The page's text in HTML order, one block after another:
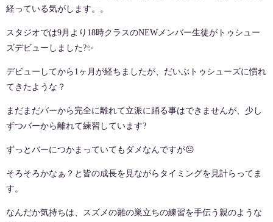
経っている気がします。。
スタジオでは9 月より 18時クラスのNEW メンバー生徒がトゥシュー
ズデビューしました?✨
デビューしてから 1 ヶ月が経ちましたが、だいぶトゥシューズに慣れ
てきたような？
まだまだバーから完全に離れて立派に踊る事はできませんが、少し
ずつバーから離れて練習しています?
ずっとバーにつかまっていてもダメなんですが☹️
そろそろかなぁ？と皆の成長を見ながらタイミングを見計らってま
す。
なんだか気持ちは、スズメの雛の巣立ちの練習を手伝う親のような